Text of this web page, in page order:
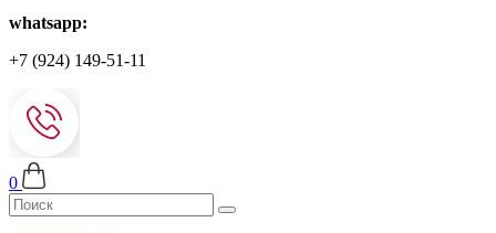
whatsapp:
+7 (924) 149-51-11
0